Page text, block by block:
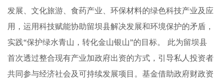
发展、文化旅游、食药产业、环保材料的绿色科技产业及应
用，运用科技赋能协助留坝县解决发展和环境保护的矛盾，
实践“保护绿水青山，转化金山银山”的目标。 此为留坝县
首次透过整合现有产业加政府出资的方式，引导私人投资者
共同参与经济社会及可持续发展项目。基金借助政府财政资